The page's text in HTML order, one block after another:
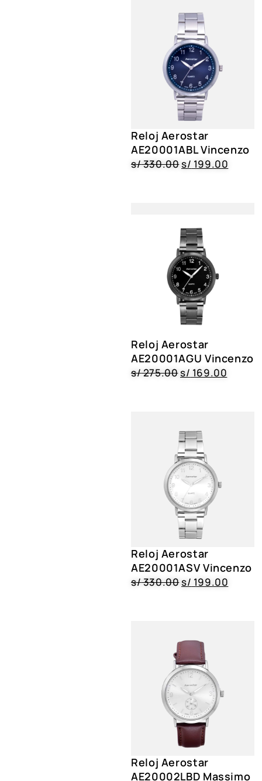
Reloj Aerostar
AE20001ABL Vincenzo
s/330.00s/ 199.00
Reloj Aerostar
AE20001AGU Vincenzo
s/275.00s/ 169.00
Reloj Aerostar
AE20001ASV Vincenzo
s/330.00s/ 199.00
Reloj Aerostar
AE20002LBD Massimo